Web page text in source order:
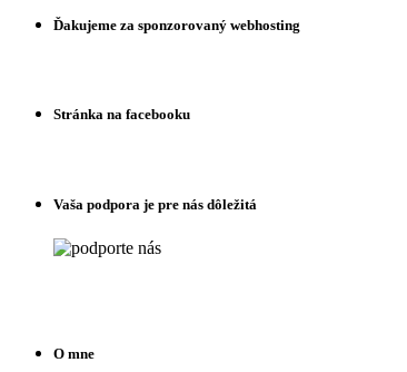
Ďakujeme za sponzorovaný webhosting
Stránka na facebooku
Vaša podpora je pre nás dôležitá
O mne